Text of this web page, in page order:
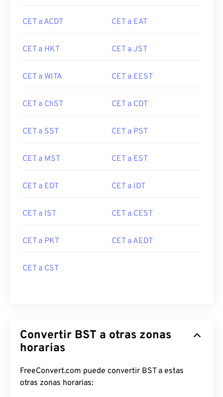
CET a ACDT CET a EAT
CET a HKT CET a JST
CET a WITA CET a EEST
CET a ChST CET a CDT
CET a SST CET a PST
CET a MST CET a EST
CET a EDT CET a IDT
CET a IST CET a CEST
CET a PKT CET a AEDT
CET a CST
Convertir BST a otras zonas
horarias
FreeConvert.com puede convertir BST a estas
otras zonas horarias: